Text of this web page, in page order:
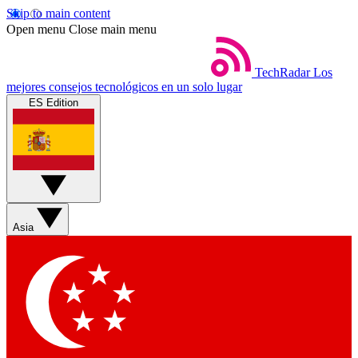
Skip to main content
Open menu Close main menu
TechRadar Los
mejores consejos tecnológicos en un solo lugar
ES Edition
Asia